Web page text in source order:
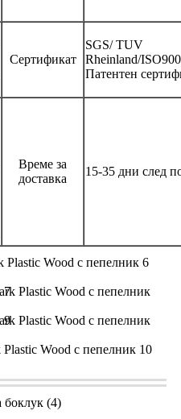
Сертификат
SGS/ TUV
Rheinland/
Патентен
Време за
доставка
15-35 дни след